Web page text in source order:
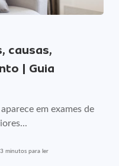
causas,
| Guia
em exames de
minutos para ler